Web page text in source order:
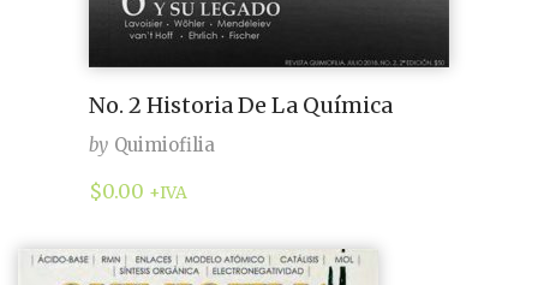
No. 2 Historia De La Química
by Quimiofilia
$0.00 +IVA